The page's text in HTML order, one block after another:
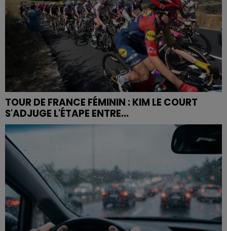
TOUR DE FRANCE FÉMININ : KIM LE COURT
S'ADJUGE L'ÉTAPE ENTRE...